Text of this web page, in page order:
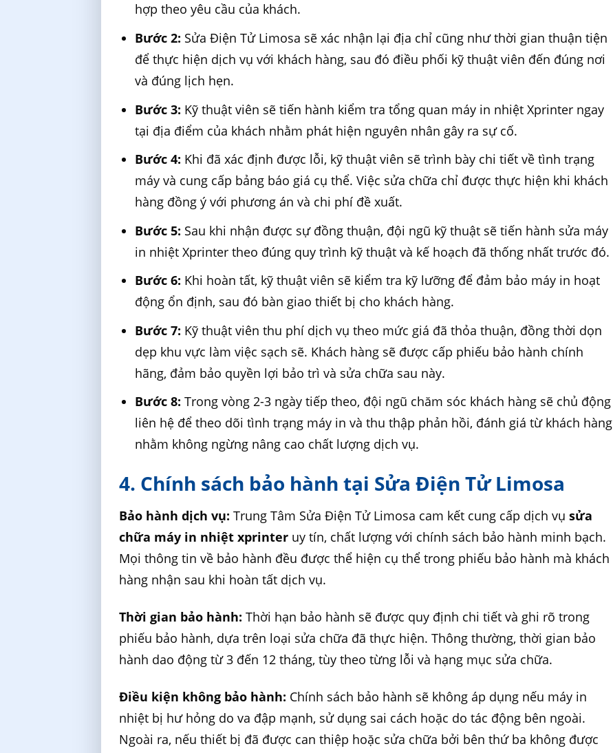
hợp theo yêu cầu của khách.
Bước 2: Sửa Điện Tử Limosa sẽ xác nhận lại địa chỉ cũng như thời gian thuận tiện
để thực hiện dịch vụ với khách hàng, sau đó điều phối kỹ thuật viên đến đúng nơi
và đúng lịch hẹn.
Bước 3: Kỹ thuật viên sẽ tiến hành kiểm tra tổng quan máy in nhiệt Xprinter ngay
tại địa điểm của khách nhằm phát hiện nguyên nhân gây ra sự cố.
Bước 4: Khi đã xác định được lỗi, kỹ thuật viên sẽ trình bày chi tiết về tình trạng
máy và cung cấp bảng báo giá cụ thể. Việc sửa chữa chỉ được thực hiện khi khách
hàng đồng ý với phương án và chi phí đề xuất.
Bước 5: Sau khi nhận được sự đồng thuận, đội ngũ kỹ thuật sẽ tiến hành sửa máy
in nhiệt Xprinter theo đúng quy trình kỹ thuật và kế hoạch đã thống nhất trước đó.
Bước 6: Khi hoàn tất, kỹ thuật viên sẽ kiểm tra kỹ lưỡng để đảm bảo máy in hoạt
động ổn định, sau đó bàn giao thiết bị cho khách hàng.
Bước 7: Kỹ thuật viên thu phí dịch vụ theo mức giá đã thỏa thuận, đồng thời dọn
dẹp khu vực làm việc sạch sẽ. Khách hàng sẽ được cấp phiếu bảo hành chính
hãng, đảm bảo quyền lợi bảo trì và sửa chữa sau này.
Bước 8: Trong vòng 2-3 ngày tiếp theo, đội ngũ chăm sóc khách hàng sẽ chủ động
liên hệ để theo dõi tình trạng máy in và thu thập phản hồi, đánh giá từ khách hàng
nhằm không ngừng nâng cao chất lượng dịch vụ.
4. Chính sách bảo hành tại Sửa Điện Tử Limosa
Bảo hành dịch vụ: Trung Tâm Sửa Điện Tử Limosa cam kết cung cấp dịch vụsửa
chữa máy in nhiệt xprinter uy tín, chất lượng với chính sách bảo hành minh bạch.
Mọi thông tin về bảo hành đều được thể hiện cụ thể trong phiếu bảo hành mà khách
hàng nhận sau khi hoàn tất dịch vụ.
Thời gian bảo hành: Thời hạn bảo hành sẽ được quy định chi tiết và ghi rõ trong
phiếu bảo hành, dựa trên loại sửa chữa đã thực hiện. Thông thường, thời gian bảo
hành dao động từ 3 đến 12 tháng, tùy theo từng lỗi và hạng mục sửa chữa.
Điều kiện không bảo hành: Chính sách bảo hành sẽ không áp dụng nếu máy in
nhiệt bị hư hỏng do va đập mạnh, sử dụng sai cách hoặc do tác động bên ngoài.
Ngoài ra, nếu thiết bị đã được can thiệp hoặc sửa chữa bởi bên thứ ba không được